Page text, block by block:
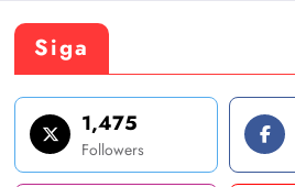
Siga
1,475
Followers